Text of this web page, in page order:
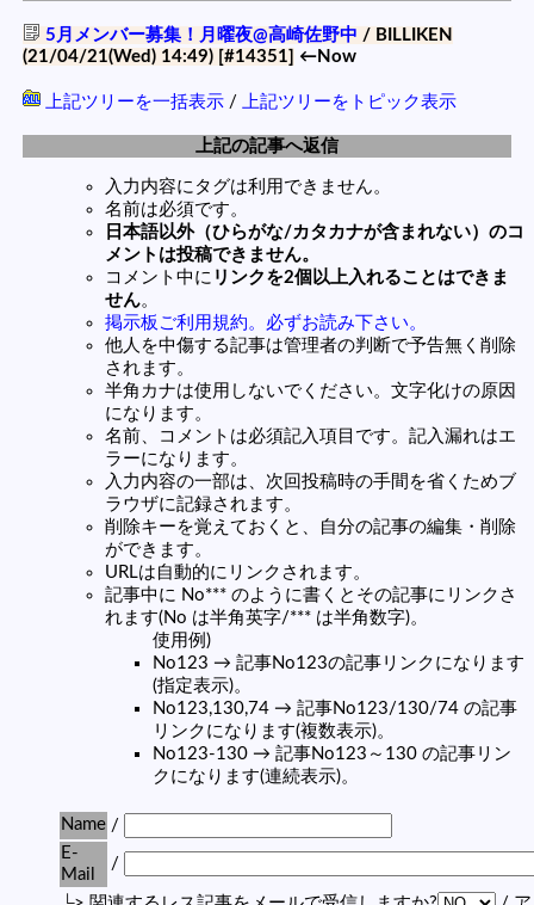
5月メンバー募集！月曜夜@高崎佐野中 / BILLIKEN
(21/04/21(Wed) 14:49) [#14351] ←Now
上記ツリーを一括表示 / 上記ツリーをトピック表示
上記の記事へ返信
入力内容にタグは利用できません。
名前は必須です。
日本語以外（ひらがな/カタカナが含まれない）のコ
メントは投稿できません。
コメント中に リンクを2個以上入れることはできま
せん。
掲示板ご利用規約。必ずお読み下さい。
他人を中傷する記事は管理者の判断で予告無く削除
されます。
半角カナは使用しないでください。文字化けの原因
になります。
名前、コメントは必須記入項目です。記入漏れはエ
ラーになります。
入力内容の一部は、次回投稿時の手間を省くためブ
ラウザに記録されます。
削除キーを覚えておくと、自分の記事の編集・削除
ができます。
URLは自動的にリンクされます。
記事中に No*** のように書くとその記事にリンクさ
れます(No は半角英字/*** は半角数字)。
使用例)
No123 → 記事No123の記事リンクになります
(指定表示)。
No123,130,74 → 記事No123/130/74 の記事
リンクになります(複数表示)。
No123-130 → 記事No123～130 の記事リン
クになります(連続表示)。
Name /
E-
Mail
/